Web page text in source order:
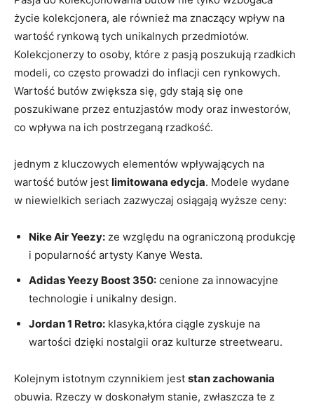
życie kolekcjonera, ale również ma znaczący wpływ na
wartość rynkową tych unikalnych przedmiotów.
Kolekcjonerzy to osoby, które z pasją poszukują rzadkich
modeli, co często prowadzi do inflacji cen rynkowych.
Wartość butów zwiększa się, gdy stają się one
poszukiwane przez entuzjastów mody oraz inwestorów,
co wpływa na ich postrzeganą rzadkość.
jednym z kluczowych elementów wpływających na
wartość butów jest limitowana edycja. Modele wydane
w niewielkich seriach zazwyczaj osiągają wyższe ceny:
Nike Air Yeezy: ze względu na ograniczoną produkcję
i popularność artysty Kanye Westa.
Adidas Yeezy Boost 350: cenione za innowacyjne
technologie i unikalny design.
Jordan 1 Retro: klasyka,która ciągle zyskuje na
wartości dzięki nostalgii oraz kulturze streetwearu.
Kolejnym istotnym czynnikiem jest stan zachowania
obuwia. Rzeczy w doskonałym stanie, zwłaszcza te z